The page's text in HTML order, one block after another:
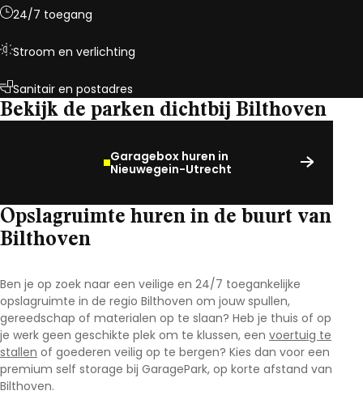
24/7 toegang
Stroom en verlichting
Sanitair en postadres
Bekijk de parken dichtbij Bilthoven
Garagebox huren in
Nieuwegein-Utrecht
Opslagruimte huren in de buurt van
Bilthoven
Ben je op zoek naar een veilige en 24/7 toegankelijke
opslagruimte in de regio Bilthoven om jouw spullen,
gereedschap of materialen op te slaan? Heb je thuis of op
je werk geen geschikte plek om te klussen, een voertuig te
stallen of goederen veilig op te bergen? Kies dan voor een
premium self storage bij GaragePark, op korte afstand van
Bilthoven.